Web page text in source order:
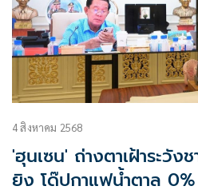
4 สิงหาคม 2568
'ฮุนเซน' ถ่างตาเฝ้าระวัง
ยิง โด๊ปกาแฟน้ำตาล 0%